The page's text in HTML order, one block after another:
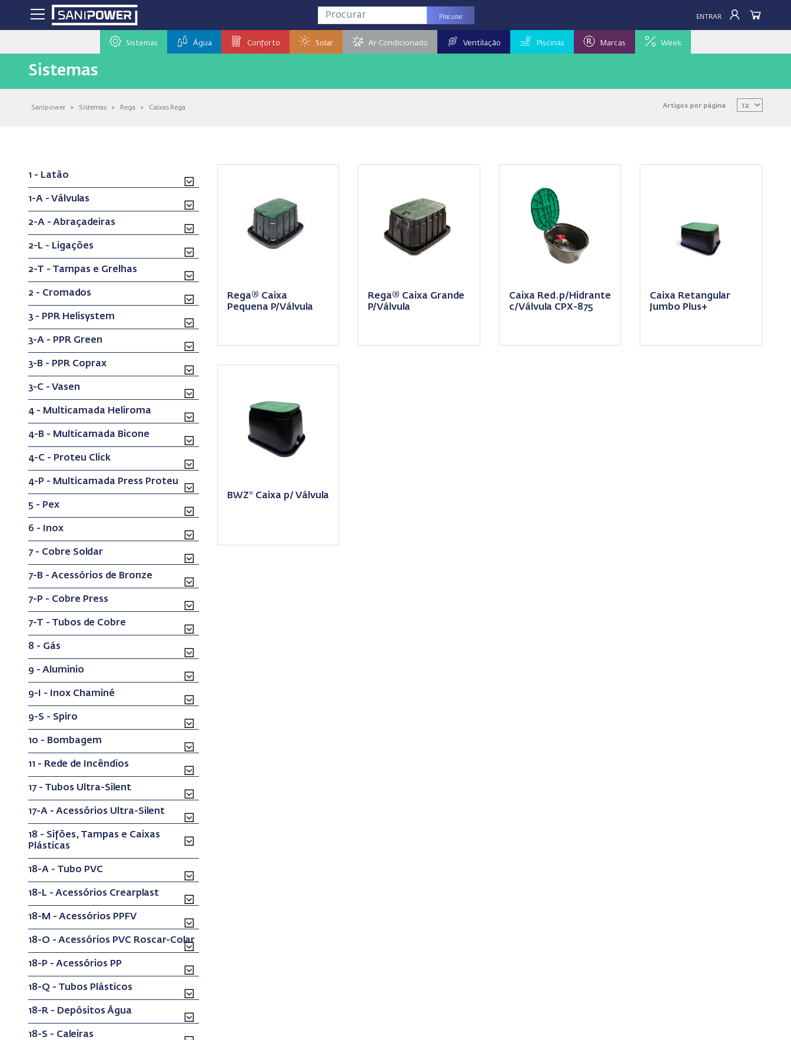
Procurar ENTRAR
Sistemas Água Conforto Solar Ar Condicionado Ventilação Piscinas Marcas Week
Sistemas
Sanipower > Sistemas > Rega > Caixas Rega Artigos por página
1 - Latão
1-A - Válvulas
2-A - Abraçadeiras
2-L - Ligações
2-T - Tampas e Grelhas
2 - Cromados
3 - PPR Helisystem
3-A - PPR Green
3-B - PPR Coprax
3-C - Vasen
4 - Multicamada Heliroma
4-B - Multicamada Bicone
4-C - Proteu Click
4-P - Multicamada Press Proteu
5 - Pex
6 - Inox
7 - Cobre Soldar
7-B - Acessórios de Bronze
7-P - Cobre Press
7-T - Tubos de Cobre
8 - Gás
9 - Aluminio
9-I - Inox Chaminé
9-S - Spiro
10 - Bombagem
11 - Rede de Incêndios
17 - Tubos Ultra-Silent
17-A - Acessórios Ultra-Silent
18 - Sifões, Tampas e Caixas
Plásticas
18-A - Tubo PVC
18-L - Acessórios Crearplast
18-M - Acessórios PPFV
18-O - Acessórios PVC Roscar-Colar
18-P - Acessórios PP
18-Q - Tubos Plásticos
18-R - Depósitos Água
18-S - Caleiras
Rega® Caixa
Pequena P/Válvula
Rega® Caixa Grande
P/Válvula
Caixa Red.p/Hidrante
c/Válvula CPX-875
Caixa Retangular
Jumbo Plus+
BWZ* Caixa p/ Válvula